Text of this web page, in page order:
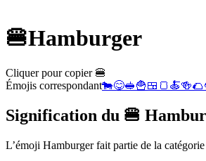
🍔Hamburger
Cliquer pour copier 🍔
Émojis correspondant🐄😋🥪🍟🍱 🍞 🍝🍻🌮
Signification du 🍔
L’émoji Hamburger fait partie de la